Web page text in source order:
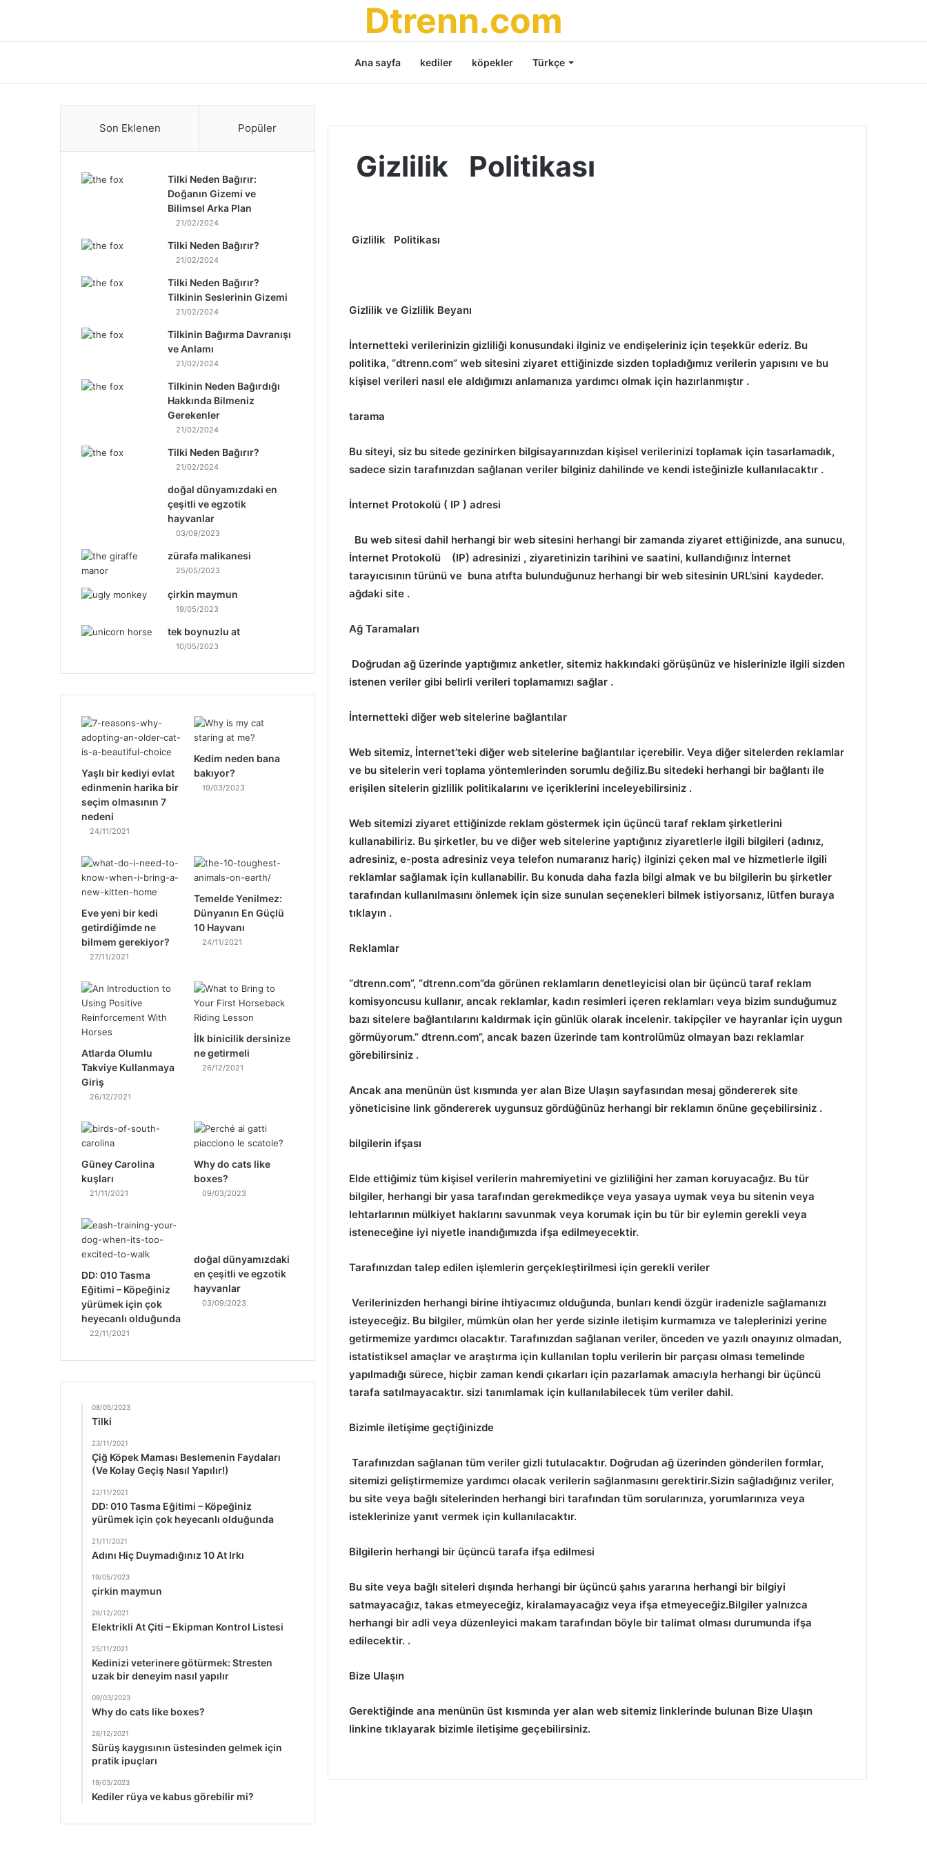
Dtrenn.com
Ana sayfa kediler köpekler Türkçe
Gizlilik Politikası
Gizlilik Politikası
Gizlilik ve Gizlilik Beyanı
İnternetteki verilerinizin gizliliği konusundaki ilginiz ve endişeleriniz için teşekkür ederiz. Bu
politika, “dtrenn.com” web sitesini ziyaret ettiğinizde sizden topladığımız verilerin yapısını ve bu
kişisel verileri nasıl ele aldığımızı anlamanıza yardımcı olmak için hazırlanmıştır .
tarama
Bu siteyi, siz bu sitede gezinirken bilgisayarınızdan kişisel verilerinizi toplamak için tasarlamadık,
sadece sizin tarafınızdan sağlanan veriler bilginiz dahilinde ve kendi isteğinizle kullanılacaktır .
İnternet Protokolü ( IP ) adresi
Bu web sitesi dahil herhangi bir web sitesini herhangi bir zamanda ziyaret ettiğinizde, ana sunucu,
İnternet Protokolü
(IP) adresinizi , ziyaretinizin tarihini ve saatini, kullandığınız İnternet
tarayıcısının türünü ve buna atıfta bulunduğunuz herhangi bir web sitesinin URL’sini kaydeder.
ağdaki site .
Ağ Taramaları
Doğrudan ağ üzerinde yaptığımız anketler, sitemiz hakkındaki görüşünüz ve hislerinizle ilgili sizden
istenen veriler gibi belirli verileri toplamamızı sağlar .
İnternetteki diğer web sitelerine bağlantılar
Web sitemiz, İnternet’teki diğer web sitelerine bağlantılar içerebilir. Veya diğer sitelerden reklamlar
ve bu sitelerin veri toplama yöntemlerinden sorumlu değiliz.Bu sitedeki herhangi bir bağlantı ile
erişilen sitelerin gizlilik politikalarını ve içeriklerini inceleyebilirsiniz .
Web sitemizi ziyaret ettiğinizde reklam göstermek için üçüncü taraf reklam şirketlerini
kullanabiliriz. Bu şirketler, bu ve diğer web sitelerine yaptığınız ziyaretlerle ilgili bilgileri (adınız,
adresiniz, e-posta adresiniz veya telefon numaranız hariç) ilginizi çeken mal ve hizmetlerle ilgili
reklamlar sağlamak için kullanabilir. Bu konuda daha fazla bilgi almak ve bu bilgilerin bu şirketler
tarafından kullanılmasını önlemek için size sunulan seçenekleri bilmek istiyorsanız, lütfen buraya
tıklayın .
Reklamlar
“dtrenn.com”, “dtrenn.com”da görünen reklamların denetleyicisi olan bir üçüncü taraf reklam
komisyoncusu kullanır, ancak reklamlar, kadın resimleri içeren reklamları veya bizim sunduğumuz
bazı sitelere bağlantılarını kaldırmak için günlük olarak incelenir. takipçiler ve hayranlar için uygun
görmüyorum.” dtrenn.com”, ancak bazen üzerinde tam kontrolümüz olmayan bazı reklamlar
görebilirsiniz .
Ancak ana menünün üst kısmında yer alan Bize Ulaşın sayfasından mesaj göndererek site
yöneticisine link göndererek uygunsuz gördüğünüz herhangi bir reklamın önüne geçebilirsiniz .
bilgilerin ifşası
Elde ettiğimiz tüm kişisel verilerin mahremiyetini ve gizliliğini her zaman koruyacağız. Bu tür
bilgiler, herhangi bir yasa tarafından gerekmedikçe veya yasaya uymak veya bu sitenin veya
lehtarlarının mülkiyet haklarını savunmak veya korumak için bu tür bir eylemin gerekli veya
isteneceğine iyi niyetle inandığımızda ifşa edilmeyecektir.
Tarafınızdan talep edilen işlemlerin gerçekleştirilmesi için gerekli veriler
Verilerinizden herhangi birine ihtiyacımız olduğunda, bunları kendi özgür iradenizle sağlamanızı
isteyeceğiz. Bu bilgiler, mümkün olan her yerde sizinle iletişim kurmamıza ve taleplerinizi yerine
getirmemize yardımcı olacaktır. Tarafınızdan sağlanan veriler, önceden ve yazılı onayınız olmadan,
istatistiksel amaçlar ve araştırma için kullanılan toplu verilerin bir parçası olması temelinde
yapılmadığı sürece, hiçbir zaman kendi çıkarları için pazarlamak amacıyla herhangi bir üçüncü
tarafa satılmayacaktır. sizi tanımlamak için kullanılabilecek tüm veriler dahil.
Bizimle iletişime geçtiğinizde
Tarafınızdan sağlanan tüm veriler gizli tutulacaktır. Doğrudan ağ üzerinden gönderilen formlar,
sitemizi geliştirmemize yardımcı olacak verilerin sağlanmasını gerektirir.Sizin sağladığınız veriler,
bu site veya bağlı sitelerinden herhangi biri tarafından tüm sorularınıza, yorumlarınıza veya
isteklerinize yanıt vermek için kullanılacaktır.
Bilgilerin herhangi bir üçüncü tarafa ifşa edilmesi
Bu site veya bağlı siteleri dışında herhangi bir üçüncü şahıs yararına herhangi bir bilgiyi
satmayacağız, takas etmeyeceğiz, kiralamayacağız veya ifşa etmeyeceğiz.Bilgiler yalnızca
herhangi bir adli veya düzenleyici makam tarafından böyle bir talimat olması durumunda ifşa
edilecektir. .
Bize Ulaşın
Gerektiğinde ana menünün üst kısmında yer alan web sitemiz linklerinde bulunan Bize Ulaşın
linkine tıklayarak bizimle iletişime geçebilirsiniz.
Son Eklenen Popüler
Tilki Neden Bağırır:
Doğanın Gizemi ve
Bilimsel Arka Plan
21/02/2024
Tilki Neden Bağırır?
21/02/2024
Tilki Neden Bağırır?
Tilkinin Seslerinin Gizemi
21/02/2024
Tilkinin Bağırma Davranışı
ve Anlamı
21/02/2024
Tilkinin Neden Bağırdığı
Hakkında Bilmeniz
Gerekenler
21/02/2024
Tilki Neden Bağırır?
21/02/2024
doğal dünyamızdaki en
çeşitli ve egzotik
hayvanlar
03/09/2023
zürafa malikanesi
25/05/2023
çirkin maymun
19/05/2023
tek boynuzlu at
10/05/2023
Yaşlı bir kediyi evlat
edinmenin harika bir
seçim olmasının 7
nedeni
24/11/2021
Kedim neden bana
bakıyor?
19/03/2023
Eve yeni bir kedi
getirdiğimde ne
bilmem gerekiyor?
27/11/2021
Temelde Yenilmez:
Dünyanın En Güçlü
10 Hayvanı
24/11/2021
Atlarda Olumlu
Takviye Kullanmaya
Giriş
26/12/2021
İlk binicilik dersinize
ne getirmeli
26/12/2021
Güney Carolina
kuşları
21/11/2021
Why do cats like
boxes?
09/03/2023
DD: 010 Tasma
Eğitimi – Köpeğiniz
yürümek için çok
heyecanlı olduğunda
22/11/2021
doğal dünyamızdaki
en çeşitli ve egzotik
hayvanlar
03/09/2023
08/05/2023
Tilki
23/11/2021
Çiğ Köpek Maması Beslemenin Faydaları
(Ve Kolay Geçiş Nasıl Yapılır!)
22/11/2021
DD: 010 Tasma Eğitimi – Köpeğiniz
yürümek için çok heyecanlı olduğunda
21/11/2021
Adını Hiç Duymadığınız 10 At Irkı
19/05/2023
çirkin maymun
26/12/2021
Elektrikli At Çiti – Ekipman Kontrol Listesi
25/11/2021
Kedinizi veterinere götürmek: Stresten
uzak bir deneyim nasıl yapılır
09/03/2023
Why do cats like boxes?
26/12/2021
Sürüş kaygısının üstesinden gelmek için
pratik ipuçları
19/03/2023
Kediler rüya ve kabus görebilir mi?